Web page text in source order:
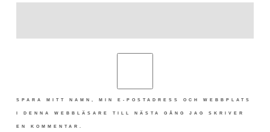
SPARA MITT NAMN, MIN E-POSTADRESS OCH WEBBPLATS
I DENNA WEBBLÄSARE TILL NÄSTA GÅNG JAG SKRIVER
EN KOMMENTAR.